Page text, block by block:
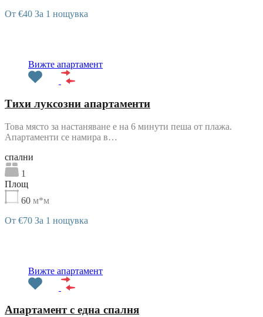
От €40 За 1 нощувка
Вижте апартамент
Тихи луксозни апартаменти
Това място за настаняване е на 6 минути пеша от плажа.
Апартаменти се намира в…
cпални
1
Площ
60 м*м
От €70 За 1 нощувка
Вижте апартамент
Апартамент с една спалня